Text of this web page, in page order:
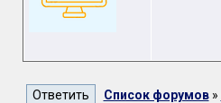
Список форумов»